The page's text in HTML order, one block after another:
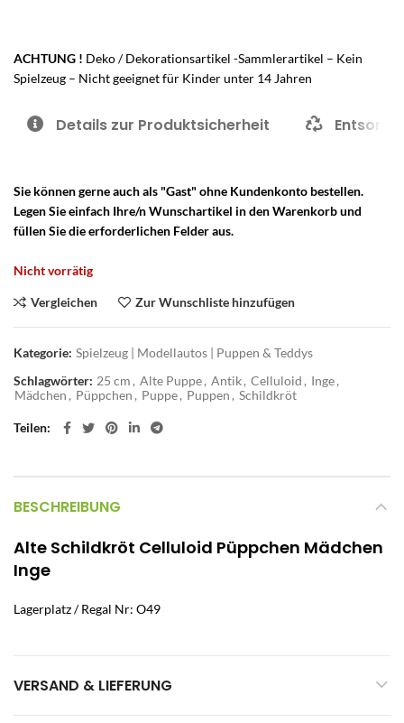
ACHTUNG ! Deko / Dekorationsartikel -Sammlerartikel – Kein
Spielzeug – Nicht geeignet für Kinder unter 14 Jahren
Details zur Produktsicherheit
Sie können gerne auch als "Gast" ohne Kundenkonto bestellen.
Legen Sie einfach Ihre/n Wunschartikel in den Warenkorb und
füllen Sie die erforderlichen Felder aus.
Nicht vorrätig
Vergleichen Zur Wunschliste hinzufügen
Kategorie: Spielzeug | Modellautos | Puppen & Teddys
Schlagwörter: 25 cm , Alte Puppe, Antik, Celluloid , Inge,
Mädchen , Püppchen , Puppe, Puppen , Schildkröt
Teilen
BESCHREIBUNG
Alte Schildkröt Celluloid Püppchen Mädchen
Inge
Lagerplatz / Regal Nr: O49
VERSAND & LIEFERUNG